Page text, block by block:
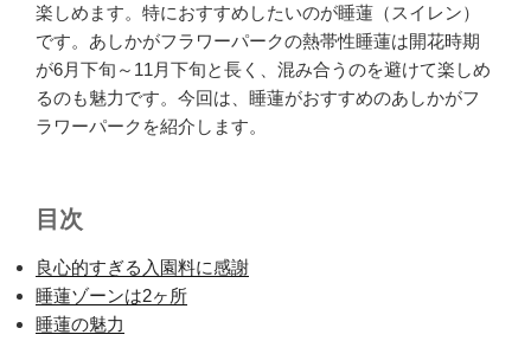
楽しめます。特におすすめしたいのが睡蓮（スイレン）
です。あしかがフラワーパークの熱帯性睡蓮は開花時期
が6月下旬～11月下旬と長く、混み合うのを避けて楽しめ
るのも魅力です。今回は、睡蓮がおすすめのあしかがフ
ラワーパークを紹介します。
目次
良心的すぎる入園料に感謝
睡蓮ゾーンは2ヶ所
睡蓮の魅力